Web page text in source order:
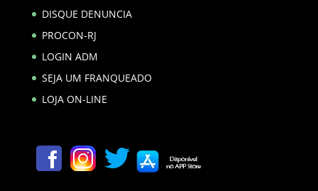
DISQUE DENUNCIA
PROCON-RJ
LOGIN ADM
SEJA UM FRANQUEADO
LOJA ON-LINE